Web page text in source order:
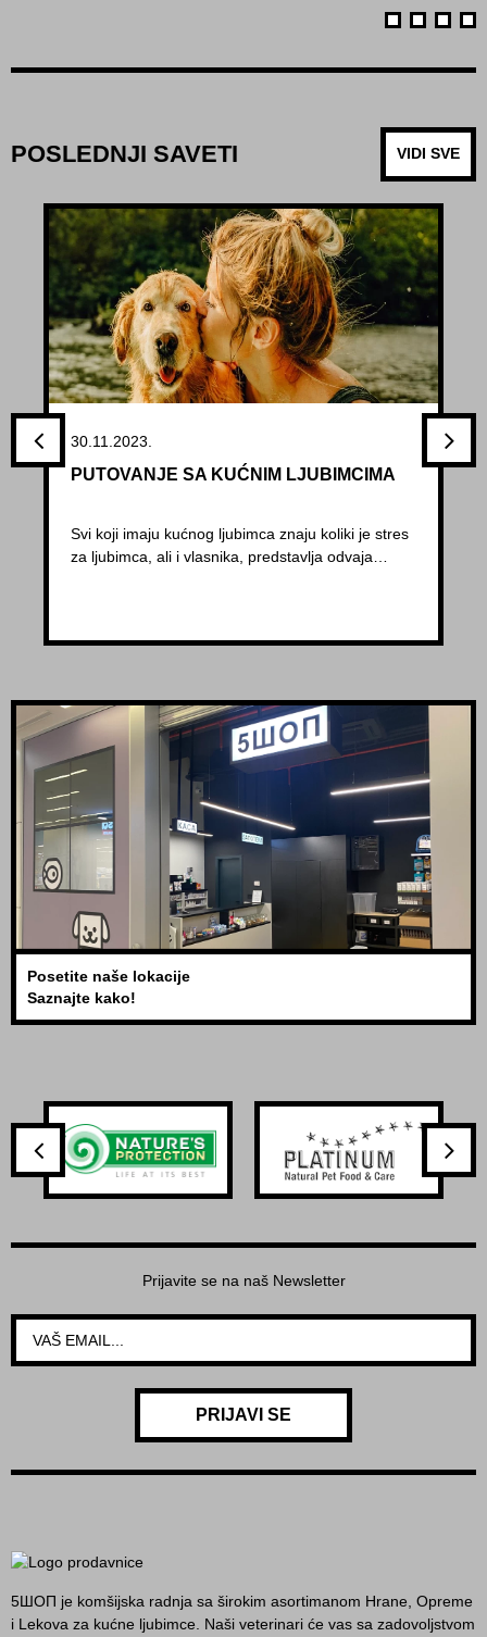
POSLEDNJI SAVETI VIDI SVE
30.11.2023.
PUTOVANJE SA KUĆNIM LJUBIMCIMA
Svi koji imaju kućnog ljubimca znaju koliki je stres
za ljubimca, ali i vlasnika, predstavlja odvaja…
Posetite naše lokacije
Saznajte kako!
Prijavite se na naš Newsletter
PRIJAVI SE
5ШОП je komšijska radnja sa širokim asortimanom Hrane, Opreme
i Lekova za kućne ljubimce. Naši veterinari će vas sa zadovoljstvom